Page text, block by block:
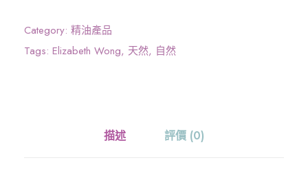
f
u
Category: 精油產品
Tags: Elizabeth Wong, 天然, 自然
描述 評價 (0)